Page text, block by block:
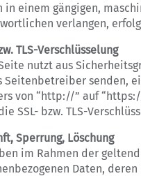
in einem gängigen,
verlangen,
TLS-Verschlüsselung
nutzt aus
Seitenbetreiber senden,
von “http://” auf
SSL- bzw. TLS-
Sperrung, Löschung
im Rahmen der
Daten,